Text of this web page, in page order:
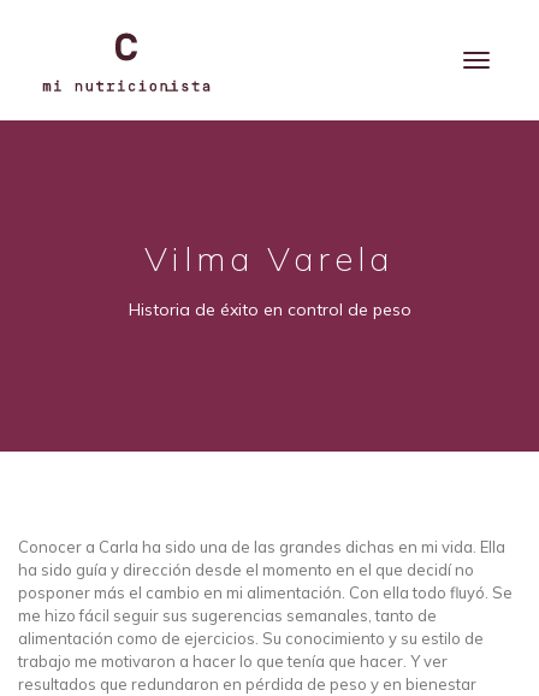
Vilma Varela
Historia de éxito en control de peso
Conocer a Carla ha sido una de las grandes dichas en mi vida. Ella
ha sido guía y dirección desde el momento en el que decidí no
posponer más el cambio en mi alimentación. Con ella todo fluyó. Se
me hizo fácil seguir sus sugerencias semanales, tanto de
alimentación como de ejercicios. Su conocimiento y su estilo de
trabajo me motivaron a hacer lo que tenía que hacer. Y ver
resultados que redundaron en pérdida de peso y en bienestar